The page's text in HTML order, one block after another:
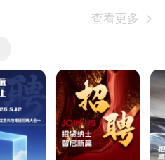
查看更多 